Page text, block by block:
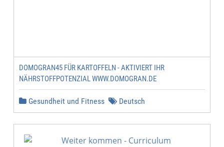
DOMOGRAN45 FÜR KARTOFFELN - AKTIVIERT IHR
NÄHRSTOFFPOTENZIAL WWW.DOMOGRAN.DE
Gesundheit und Fitness Deutsch